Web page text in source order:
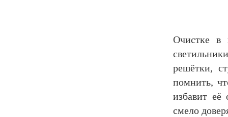
Очистке в
решётки,
помнить,
избавит
смело